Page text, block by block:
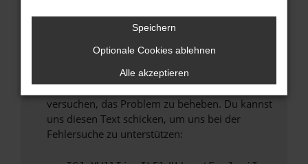
führen, dass bestimmte Funktionen nicht mehr
Wende dich an den Webseitenbetreiber.
Wenn du alle oben genannten Schritte versucht
hast, kontaktiere uns bitte. Wir werden
versuchen, das Problem zu beheben. Du kannst
uns diesen Text schicken, um uns bei der
Fehlersuche zu unterstützen:
Speichern
Optionale Cookies ablehnen
Alle akzeptieren